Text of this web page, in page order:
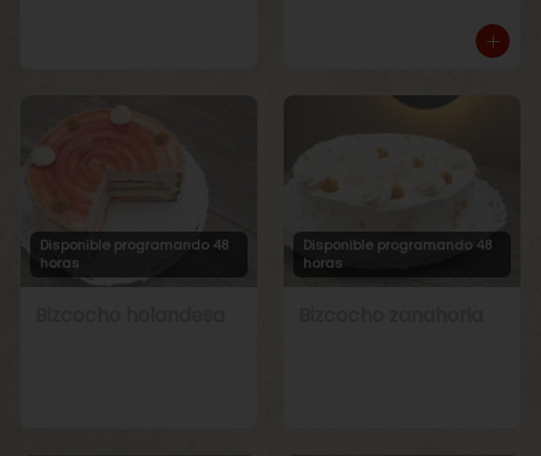
Disponible programando 48
horas
Disponible programando 48
horas